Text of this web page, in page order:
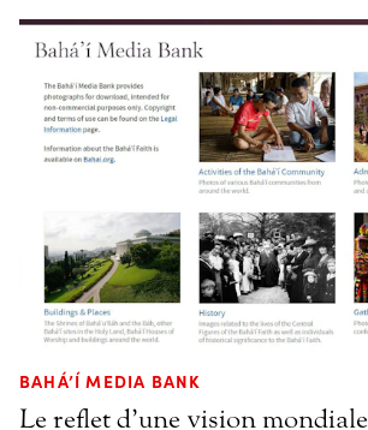
BAHÁ’Í MEDIA BANK
Le reflet d’une vision mondiale